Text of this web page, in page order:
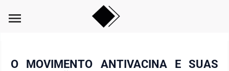
menu
O MOVIMENTO ANTIVACINA E SUAS